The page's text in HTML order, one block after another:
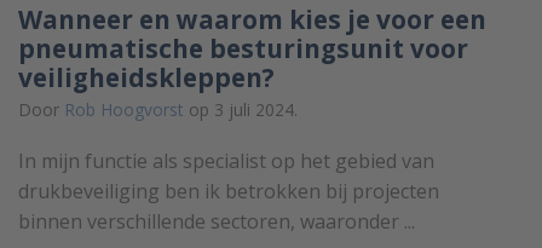
Wanneer en waarom kies je voor een
pneumatische besturingsunit voor
veiligheidskleppen?
Door Rob Hoogvorst op 3 juli 2024.
In mijn functie als specialist op het gebied van
drukbeveiliging ben ik betrokken bij projecten
binnen verschillende sectoren, waaronder ...